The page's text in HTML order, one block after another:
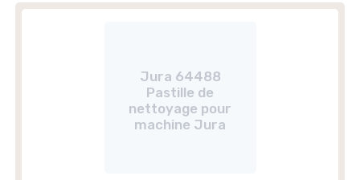
Jura 64488
Pastille de
nettoyage pour
machine Jura